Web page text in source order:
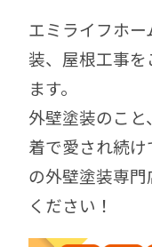
エミライフホ
装、屋根工事
ます。
外壁塗装のこ
着で愛され続
の外壁塗装専
ください！